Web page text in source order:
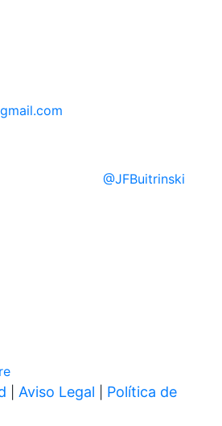
@JFBuitrinski
Aviso Legal
Política de